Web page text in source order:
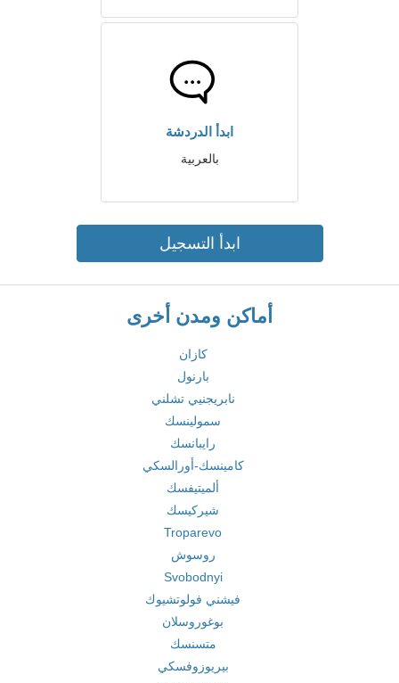
ابدأ الدردشة
بالعربية
ابدأ التسجيل
أماكن ومدن أخرى
كازان
بارنول
نابريجنيي تشلني
سمولينسك
رايبانسك
كامينسك-أورالسكي
ألميتيفسك
شيركيسك
Troparevo
روسوش
Svobodnyi
فيشني فولوتشيوك
بوغوروسلان
متسنسك
بيريوزوفسكي